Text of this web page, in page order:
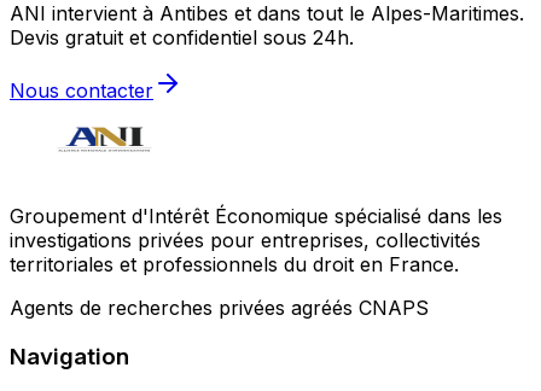
ANI intervient à Antibes et dans tout le Alpes-Maritimes.
Devis gratuit et confidentiel sous 24h.
Nous contacter
Groupement d'Intérêt Économique spécialisé dans les
investigations privées pour entreprises, collectivités
territoriales et professionnels du droit en France.
Agents de recherches privées agréés CNAPS
Navigation